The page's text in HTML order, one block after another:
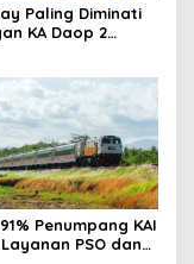
Paling Diminati
KA Daop 2
Penumpang KAI
PSO dan